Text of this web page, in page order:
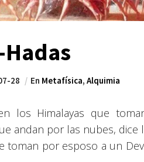
28 En Metafísica, Alquimia
los Himalayas que
andan por las nubes, dice
toman por esposo a un